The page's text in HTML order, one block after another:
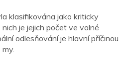
klasifikována jako kriticky
je jejich počet ve volné
odlesňování je hlavní příčinou